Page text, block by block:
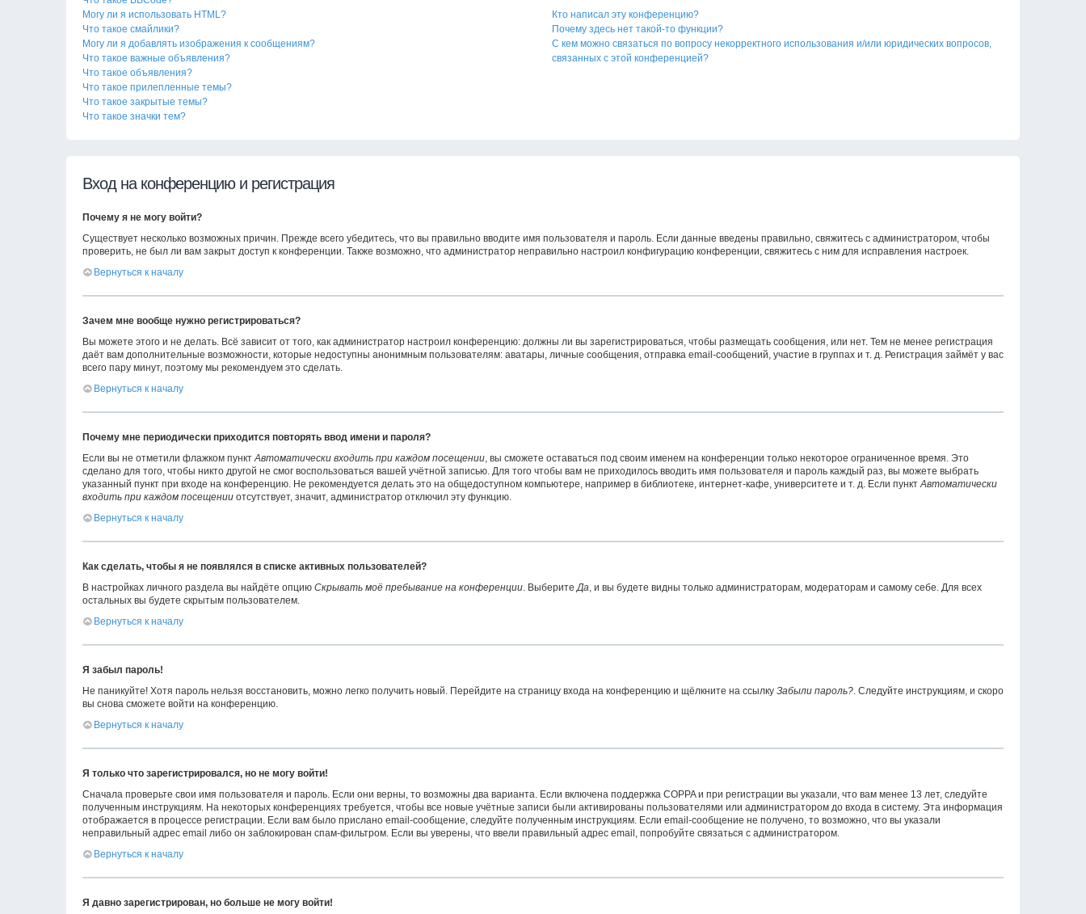
Могу ли я использовать HTML?
Что такое смайлики?
Могу ли я добавлять изображения к сообщениям?
Что такое важные объявления?
Что такое объявления?
Что такое прилепленные темы?
Что такое закрытые темы?
Что такое значки тем?
Кто написал эту конференцию?
Почему здесь нет такой-то функции?
С кем можно связаться по вопросу некорректного использования и/или юридических вопросов,
связанных с этой конференцией?
Вход на конференцию и регистрация
Почему я не могу войти?
Существует несколько возможных причин. Прежде всего убедитесь, что вы правильно вводите имя пользователя и пароль. Если данные введены правильно, свяжитесь с администратором, чтобы
проверить, не был ли вам закрыт доступ к конференции. Также возможно, что администратор неправильно настроил конфигурацию конференции, свяжитесь с ним для исправления настроек.
Вернуться к началу
Зачем мне вообще нужно регистрироваться?
Вы можете этого и не делать. Всё зависит от того, как администратор настроил конференцию: должны ли вы зарегистрироваться, чтобы размещать сообщения, или нет. Тем не менее регистрация
даёт вам дополнительные возможности, которые недоступны анонимным пользователям: аватары, личные сообщения, отправка email-сообщений, участие в группах и т. д. Регистрация займёт у вас
всего пару минут, поэтому мы рекомендуем это сделать.
Вернуться к началу
Почему мне периодически приходится повторять ввод имени и пароля?
Если вы не отметили флажком пунктАвтоматически входить при каждом посещении, вы сможете оставаться под своим именем на конференции только некоторое ограниченное время. Это
сделано для того, чтобы никто другой не смог воспользоваться вашей учётной записью. Для того чтобы вам не приходилось вводить имя пользователя и пароль каждый раз, вы можете выбрать
указанный пункт при входе на конференцию. Не рекомендуется делать это на общедоступном компьютере, например в библиотеке, интернет-кафе, университете и т. д. Если пунктАвтоматически
входить при каждом посещении отсутствует, значит, администратор отключил эту функцию.
Вернуться к началу
Как сделать, чтобы я не появлялся в списке активных пользователей?
В настройках личного раздела вы найдёте опцию Скрывать моё пребывание на конференции. ВыберитеДа, и вы будете видны только администраторам, модераторам и самому себе. Для всех
остальных вы будете скрытым пользователем.
Вернуться к началу
Я забыл пароль!
Не паникуйте! Хотя пароль нельзя восстановить, можно легко получить новый. Перейдите на страницу входа на конференцию и щёлкните на ссылку Забыли пароль?. Следуйте инструкциям, и скоро
вы снова сможете войти на конференцию.
Вернуться к началу
Я только что зарегистрировался, но не могу войти!
Сначала проверьте свои имя пользователя и пароль. Если они верны, то возможны два варианта. Если включена поддержка COPPA и при регистрации вы указали, что вам менее 13 лет, следуйте
полученным инструкциям. На некоторых конференциях требуется, чтобы все новые учётные записи были активированы пользователями или администратором до входа в систему. Эта информация
отображается в процессе регистрации. Если вам было прислано email-сообщение, следуйте полученным инструкциям. Если email-сообщение не получено, то возможно, что вы указали
неправильный адрес email либо он заблокирован спам-фильтром. Если вы уверены, что ввели правильный адрес email, попробуйте связаться с администратором.
Вернуться к началу
Я давно зарегистрирован, но больше не могу войти!